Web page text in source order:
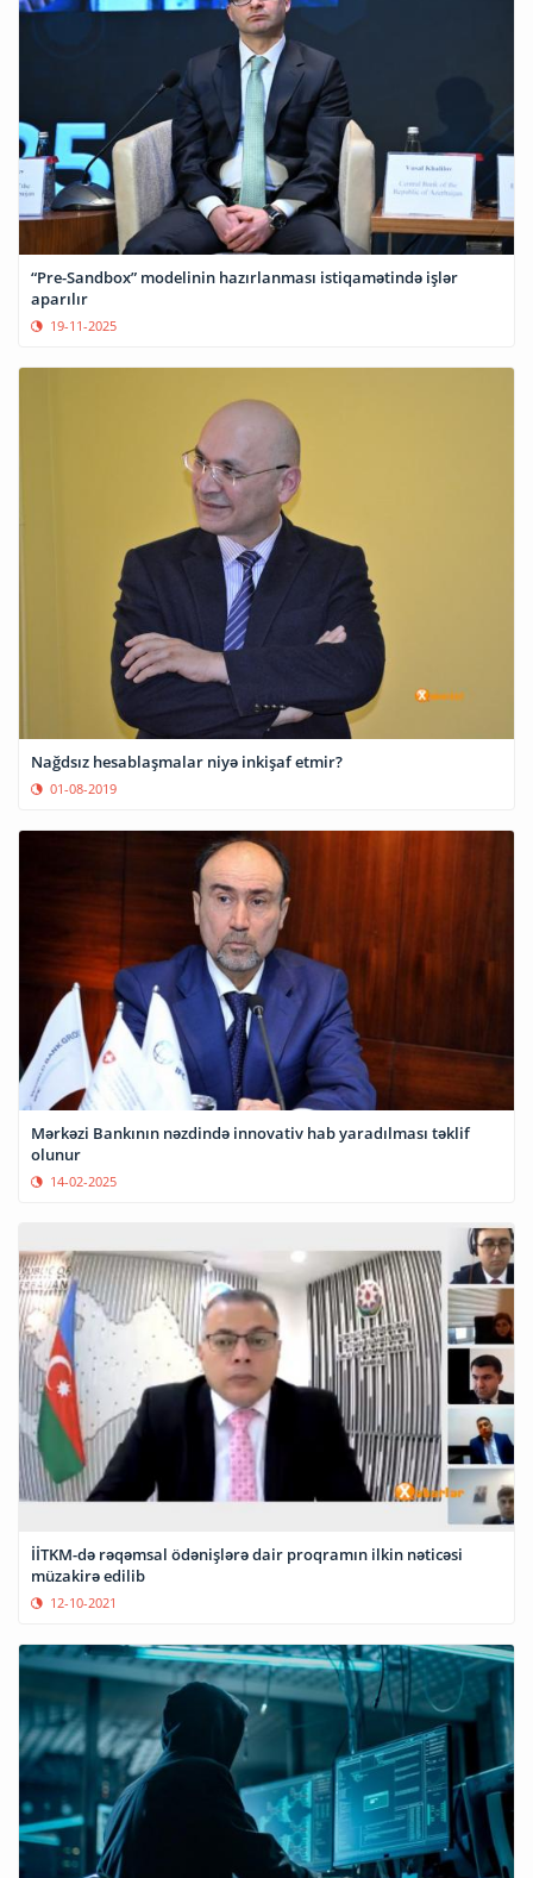
“Pre-Sandbox” modelinin hazırlanması istiqamətində işlər
aparılır
19-11-2025
Nağdsız hesablaşmalar niyə inkişaf etmir?
01-08-2019
Mərkəzi Bankının nəzdində innovativ hab yaradılması təklif
olunur
14-02-2025
İİTKM-də rəqəmsal ödənişlərə dair proqramın ilkin nəticəsi
müzakirə edilib
12-10-2021